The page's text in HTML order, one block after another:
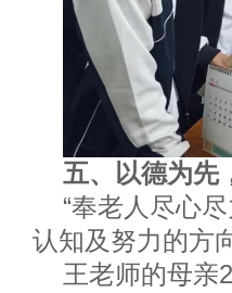
五、
以德为先
“奉老人尽心
认知及努力的方
王老师的母亲